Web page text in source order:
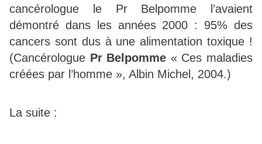
cancérologue le Pr Belpomme l’avaient
démontré dans les années 2000 : 95% des
cancers sont dus à une alimentation toxique !
(Cancérologue Pr Belpomme « Ces maladies
créées par l’homme », Albin Michel, 2004.)
La suite :